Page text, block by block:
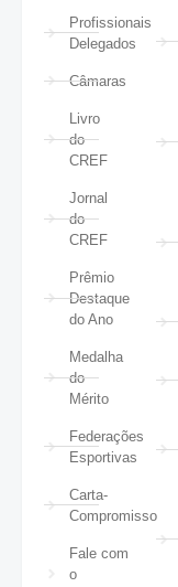
Profissionais
Delegados
Câmaras
Livro
do
CREF
Jornal
do
CREF
Prêmio
Destaque
do Ano
Medalha
do
Mérito
Federações
Esportivas
Carta-
Compromisso
Fale com
o